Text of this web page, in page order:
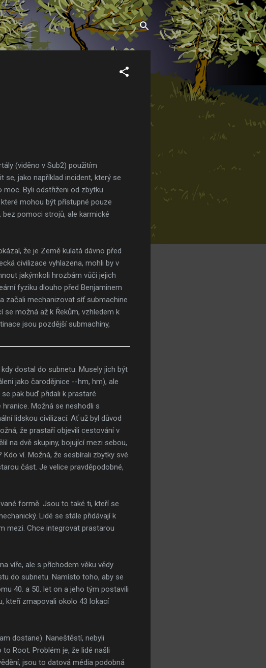
(viděno v Sub2) použitím
jako například incident, který se
moc. Byli odstřiženi od zbytku
mohou být přístupné pouze
pomoci strojů, ale karmické
že je Země kulatá dávno před
civilizace vyhlazena, mohli by v
jakýmkoli hrozbám vůči jejich
fyziku dlouho před Benjaminem
začali mechanizovat síť submachine
možná až k Řekům, vzhledem k
jsou pozdější submachiny,
dostal do subnetu. Musely jich být
jako čarodějnice --hm, hm), ale
pak buď přidali k prastaré
Možná se neshodli s
lidskou civilizací. Ať už byl důvod
že prastaří objevili cestování v
na dvě skupiny, bojující mezi sebou,
ví. Možná, že sesbírali zbytky své
část. Je velice pravděpodobné,
formě. Jsou to také ti, kteří se
Lidé se stále přidávají k
mezi. Chce integrovat prastarou
víře, ale s příchodem věku vědy
do subnetu. Namísto toho, aby se
40. a 50. let on a jeho tým postavili
kteří zmapovali okolo 43 lokací
dostane). Naneštěstí, nebyli
Root. Problém je, že lidé našli
jsou to datová média podobná